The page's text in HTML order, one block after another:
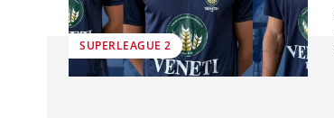
SUPERLEAGUE 2